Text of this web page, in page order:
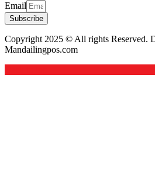
Email
Subscribe
Copyright 2025 © All rights Reserved.
Mandailingpos.com